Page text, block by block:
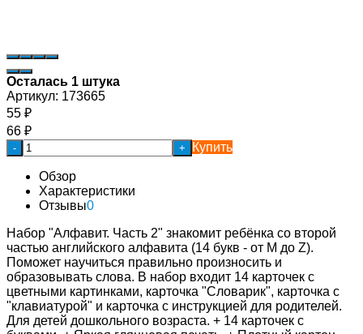
Осталась 1 штука
Артикул: 173665
55 ₽
66 ₽
- + Купить
Обзор
Характеристики
Отзывы0
Набор "Алфавит. Часть 2" знакомит ребёнка со второй
частью английского алфавита (14 букв - от M до Z).
Поможет научиться правильно произносить и
образовывать слова. В набор входит 14 карточек с
цветными картинками, карточка "Словарик", карточка с
"клавиатурой" и карточка с инструкцией для родителей.
Для детей дошкольного возраста. + 14 карточек с